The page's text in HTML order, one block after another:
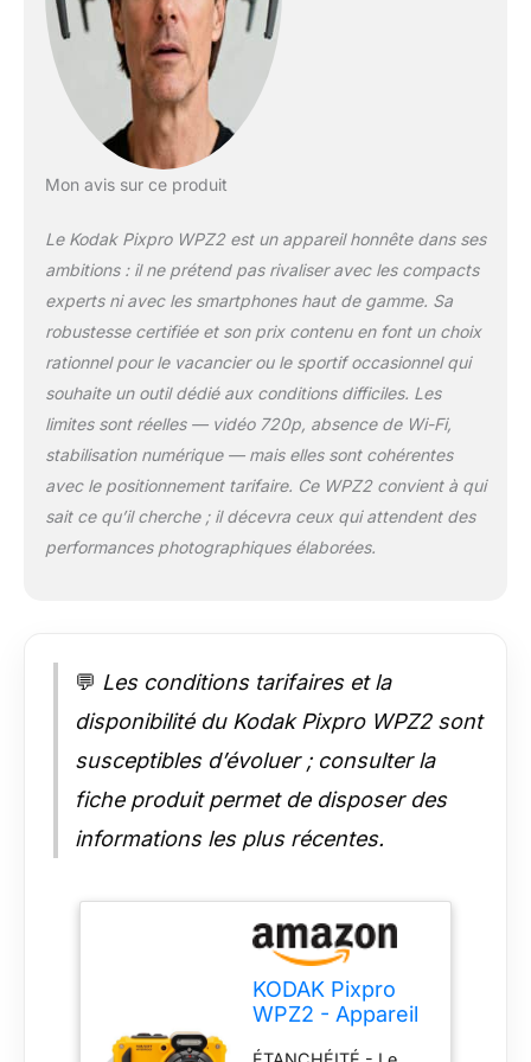
d'enregistrer des
vidéos HD 720p à 30
images par seconde
avec son écran LCD
de 2,7 pouces.
extérieure résistante
rayures qui le protège
contre les dommages
accidentels ainsi que
d'une poignée en
prise en main
confortable et
sécurisée.
FONCTIONNALITÉS -
Le Kodak WPZ2
dispose de plusieurs
fonctionnalités
visage, la réduction
en rafale. FACILITÉ
D'UTILISATION -
commandes simples
et intuitives pour
prendre des photos
toute simplicité,
l'appareil est
également équipé
d'une batterie
rechargeable, offrant
une autonomie pour
une journée complète
Mon avis sur ce produit
Le Kodak Pixpro WPZ2 est un appareil honnête dans ses
ambitions : il ne prétend pas rivaliser avec les compacts
experts ni avec les smartphones haut de gamme. Sa
robustesse certifiée et son prix contenu en font un choix
rationnel pour le vacancier ou le sportif occasionnel qui
souhaite un outil dédié aux conditions difficiles. Les
limites sont réelles — vidéo 720p, absence de Wi-Fi,
stabilisation numérique — mais elles sont cohérentes
avec le positionnement tarifaire. Ce WPZ2 convient à qui
sait ce qu’il cherche ; il décevra ceux qui attendent des
performances photographiques élaborées.
💬 Les conditions tarifaires et la
disponibilité du Kodak Pixpro WPZ2 sont
susceptibles d’évoluer ; consulter la
fiche produit permet de disposer des
informations les plus récentes.
KODAK Pixpro
WPZ2 - Appareil